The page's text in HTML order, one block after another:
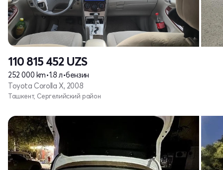
110 815 452 UZS
252 000 km•1.8 л•бензин
Toyota Corolla X, 2008
Ташкент, Сергелийский район